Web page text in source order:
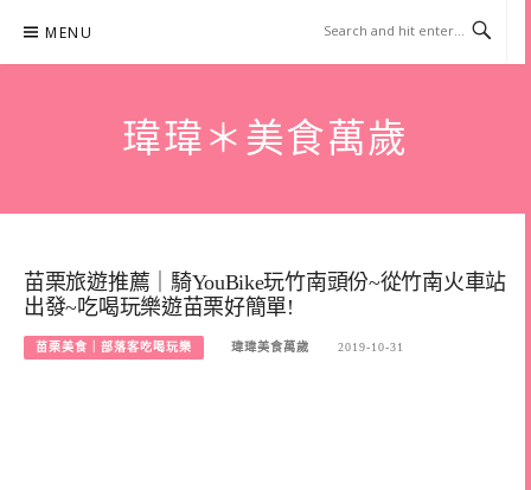
content
MENU
瑋瑋＊美食萬歲
苗栗旅遊推薦｜騎YouBike玩竹南頭份~從竹南火車站
出發~吃喝玩樂遊苗栗好簡單!
苗栗美食｜部落客吃喝玩樂 瑋瑋美食萬歲 2019-10-31